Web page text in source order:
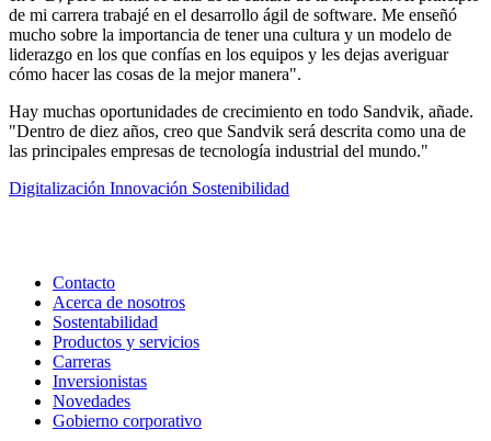
de mi carrera trabajé en el desarrollo ágil de software. Me enseñó
mucho sobre la importancia de tener una cultura y un modelo de
liderazgo en los que confías en los equipos y les dejas averiguar
cómo hacer las cosas de la mejor manera".
Hay muchas oportunidades de crecimiento en todo Sandvik, añade.
"Dentro de diez años, creo que Sandvik será descrita como una de
las principales empresas de tecnología industrial del mundo."
Digitalización Innovación Sostenibilidad
Contacto
Acerca de nosotros
Sostentabilidad
Productos y servicios
Carreras
Inversionistas
Novedades
Gobierno corporativo